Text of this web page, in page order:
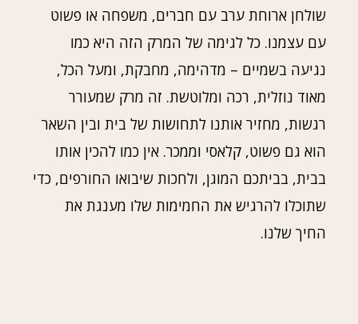
שולחן ארוחת ערב עם חברים, משפחה או פשוט
עם עצמנו. כל לגימה של המרק הזה היא כמו
נגיעה בשמיים – מדהימה, מחבקת, ומעל הכל,
מאוד נוזלית, רכה ומלוטשת. זה מרק שמעורר
רגשות, מחזיר אותנו לתחושות של בית ובין השאר
הוא גם פשוט, קלאסי וממכר. אין כמו להכין אותו
בבית, בביתכם המוגן, ולחכות שיבואו החורפים, כדי
שתוכלו להרגיש את החמימות שלו מענגת את
החיך שלנו.